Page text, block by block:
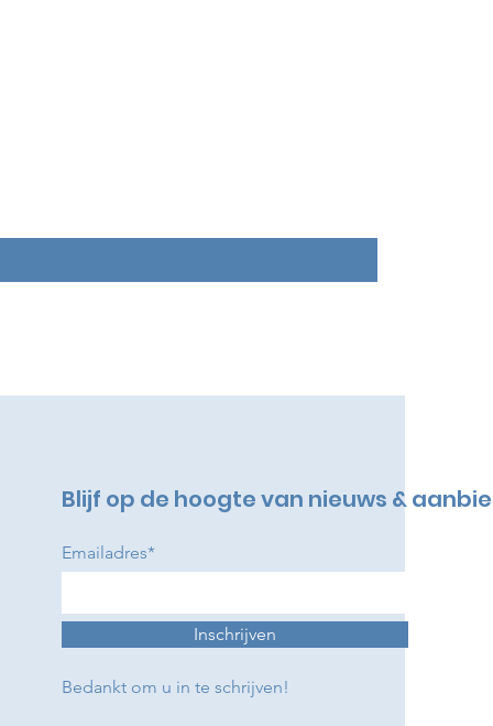
Blijf op de hoogte van nieuws &
Emailadres*
Inschrijven
Bedankt om u in te schrijven!